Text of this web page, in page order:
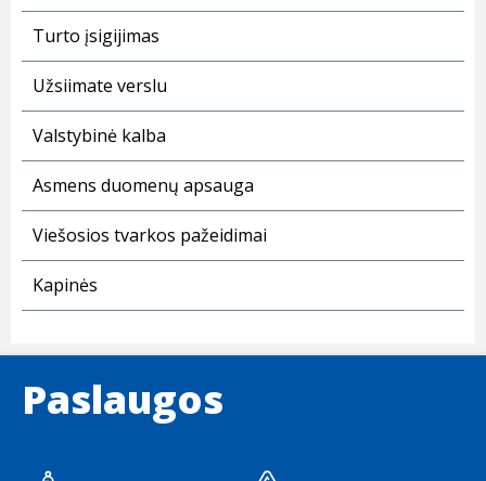
Turto įsigijimas
Užsiimate verslu
Valstybinė kalba
Asmens duomenų apsauga
Viešosios tvarkos pažeidimai
Kapinės
Paslaugos